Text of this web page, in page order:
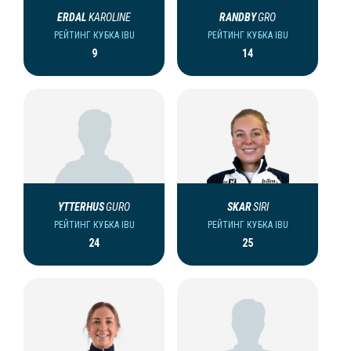
ERDALKAROLINE
РЕЙТИНГ КУБКА IBU
9
RANDBYGRO
РЕЙТИНГ КУБКА IBU
14
YTTERHUSGURO
РЕЙТИНГ КУБКА IBU
24
SKARSIRI
РЕЙТИНГ КУБКА IBU
25